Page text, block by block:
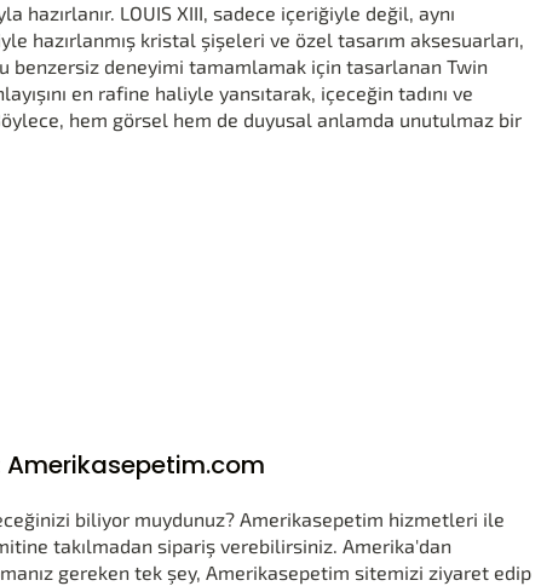
hazırlanır. LOUIS XIII, sadece içeriğiyle değil, aynı
hazırlanmış kristal şişeleri ve özel tasarım aksesuarları,
benzersiz deneyimi tamamlamak için tasarlanan Twin
en rafine haliyle yansıtarak, içeceğin tadını ve
hem görsel hem de duyusal anlamda unutulmaz bir
Amerikasepetim.com
biliyor muydunuz? Amerikasepetim hizmetleri ile
takılmadan sipariş verebilirsiniz. Amerika'dan
gereken tek şey, Amerikasepetim sitemizi ziyaret edip